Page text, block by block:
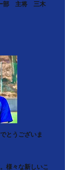
ー部 主将 三木
とうございま
様々な新しいこ